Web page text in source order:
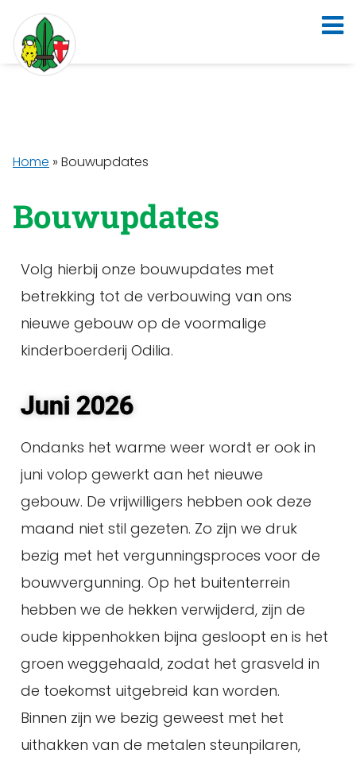
Home » Bouwupdates
Bouwupdates
Volg hierbij onze bouwupdates met
betrekking tot de verbouwing van ons
nieuwe gebouw op de voormalige
kinderboerderij Odilia.
Juni 2026
Ondanks het warme weer wordt er ook in
juni volop gewerkt aan het nieuwe
gebouw. De vrijwilligers hebben ook deze
maand niet stil gezeten. Zo zijn we druk
bezig met het vergunningsproces voor de
bouwvergunning. Op het buitenterrein
hebben we de hekken verwijderd, zijn de
oude kippenhokken bijna gesloopt en is het
groen weggehaald, zodat het grasveld in
de toekomst uitgebreid kan worden.
Binnen zijn we bezig geweest met het
uithakken van de metalen steunpilaren,